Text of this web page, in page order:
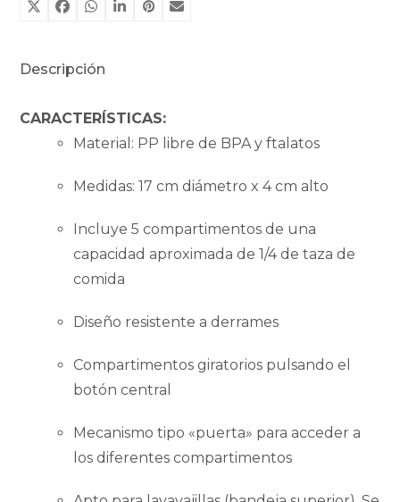
Descripción
CARACTERÍSTICAS:
Material: PP libre de BPA y ftalatos
Medidas: 17 cm diámetro x 4 cm alto
Incluye 5 compartimentos de una
capacidad aproximada de 1/4 de taza de
comida
Diseño resistente a derrames
Compartimentos giratorios pulsando el
botón central
Mecanismo tipo «puerta» para acceder a
los diferentes compartimentos